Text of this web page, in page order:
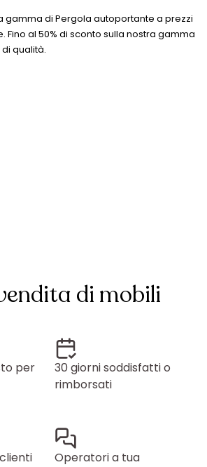
gamma di Pergola autoportante a prezzi
Fino al 50% di sconto sulla nostra gamma
qualità.
di mobili
per
30 giorni soddisfatti o
rimborsati
Operatori a tua